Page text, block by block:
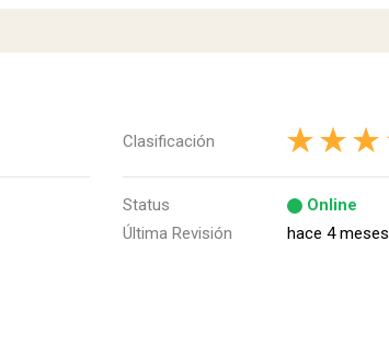
Clasificación
Status
Online
Última Revisión
hace 4 meses